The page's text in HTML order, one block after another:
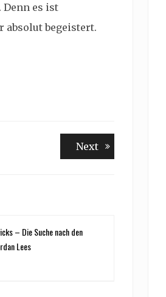
Denn es ist
begeistert.
NextNext
– Die Suche nach den
Lees